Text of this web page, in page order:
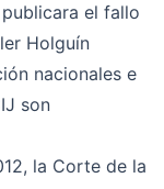
el fallo
Holguín
nacionales e
son
la Corte de la